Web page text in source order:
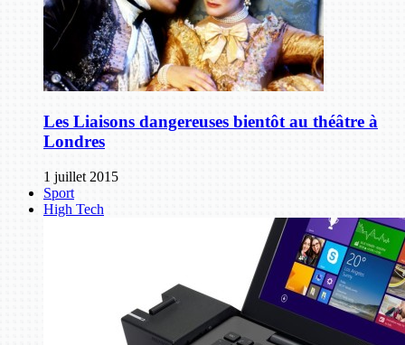
Les Liaisons dangereuses bientôt au théâtre à
Londres
1 juillet 2015
Sport
High Tech